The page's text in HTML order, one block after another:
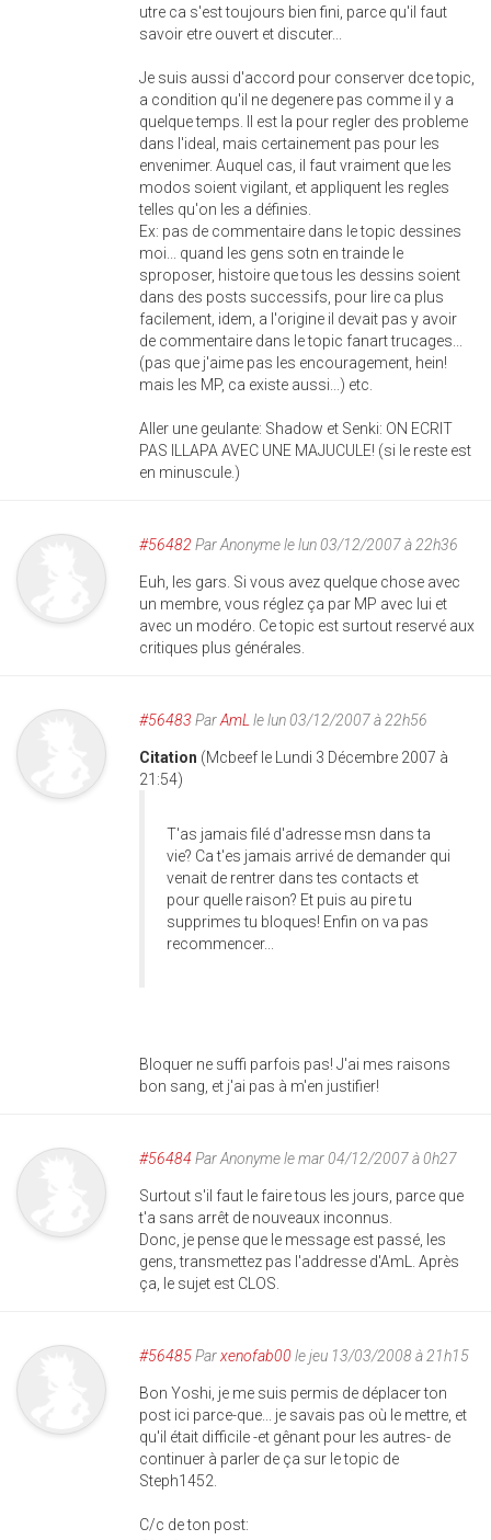
utre ca s'est toujours bien fini, parce qu'il faut
savoir etre ouvert et discuter...
Je suis aussi d'accord pour conserver dce topic,
a condition qu'il ne degenere pas comme il y a
quelque temps. Il est la pour regler des probleme
dans l'ideal, mais certainement pas pour les
envenimer. Auquel cas, il faut vraiment que les
modos soient vigilant, et appliquent les regles
telles qu'on les a définies.
Ex: pas de commentaire dans le topic dessines
moi... quand les gens sotn en trainde le
sproposer, histoire que tous les dessins soient
dans des posts successifs, pour lire ca plus
facilement, idem, a l'origine il devait pas y avoir
de commentaire dans le topic fanart trucages...
(pas que j'aime pas les encouragement, hein!
mais les MP, ca existe aussi...) etc.
Aller une geulante: Shadow et Senki: ON ECRIT
PAS ILLAPA AVEC UNE MAJUCULE! (si le reste est
en minuscule.)
#56482 ParAnonymele lun 03/12/2007 à 22h36
Euh, les gars. Si vous avez quelque chose avec
un membre, vous réglez ça par MP avec lui et
avec un modéro. Ce topic est surtout reservé aux
critiques plus générales.
#56483 ParAmL le lun 03/12/2007 à 22h56
Citation (Mcbeef le Lundi 3 Décembre 2007 à
21:54)
T'as jamais filé d'adresse msn dans ta
vie? Ca t'es jamais arrivé de demander qui
venait de rentrer dans tes contacts et
pour quelle raison? Et puis au pire tu
supprimes tu bloques! Enfin on va pas
recommencer...
Bloquer ne suffi parfois pas! J'ai mes raisons
bon sang, et j'ai pas à m'en justifier!
#56484 ParAnonymele mar 04/12/2007 à 0h27
Surtout s'il faut le faire tous les jours, parce que
t'a sans arrêt de nouveaux inconnus.
Donc, je pense que le message est passé, les
gens, transmettez pas l'addresse d'AmL. Après
ça, le sujet est CLOS.
#56485Parxenofab00 le jeu 13/03/2008 à 21h15
Bon Yoshi, je me suis permis de déplacer ton
post ici parce-que... je savais pas où le mettre, et
qu'il était difficile -et gênant pour les autres- de
continuer à parler de ça sur le topic de
Steph1452.
C/c de ton post: